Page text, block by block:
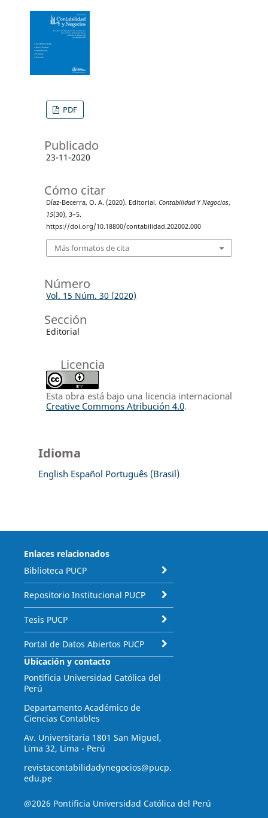
PDF
Publicado
23-11-2020
Cómo citar
Díaz-Becerra, O. A. (2020). Editorial. Contabilidad Y Negocios,
15(30), 3–5.
https://doi.org/10.18800/contabilidad.202002.000
Más formatos de cita
Número
Vol. 15 Núm. 30 (2020)
Sección
Editorial
Licencia
Esta obra está bajo una licencia internacional
Creative Commons Atribución 4.0.
Idioma
English Español Português (Brasil)
Enlaces relacionados
Biblioteca PUCP
Repositorio Institucional PUCP
Tesis PUCP
Portal de Datos Abiertos PUCP
Ubicación y contacto
Pontificia Universidad Católica del
Perú
Departamento Académico de
Ciencias Contables
Av. Universitaria 1801 San Miguel,
Lima 32, Lima - Perú
revistacontabilidadynegocios@pucp.
edu.pe
@2026 Pontificia Universidad Católica del Perú